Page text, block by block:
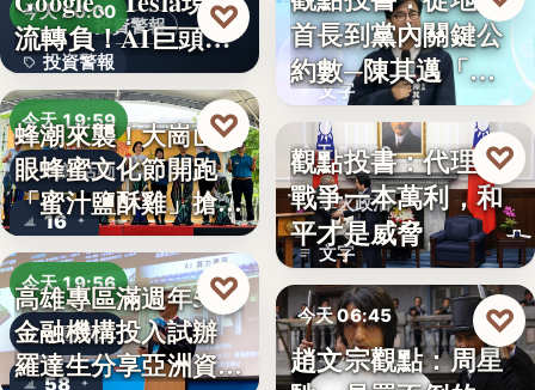
投資警報
今天 20:00
投資警報
文字
流轉負！AI巨頭…
♡
今天 19:59
農業活動
16
蜂潮來襲！大崗山龍
眼蜂蜜文化節開跑
「蜜汁鹽酥雞」搶先
爆…
♡
今天 19:56
金融政策
58
高雄專區滿週年58家
金融機構投入試辦
羅達生分享亞洲資
♡
政治分析
文字
首長到黨內關鍵公
約數─陳其邁「被
組閣」背…
今天 06:50
軍火政治
文字
觀點投書：代理人
戰爭一本萬利，和
平才是威脅
♡
今天 06:45
文化評論
趙文宗觀點：周星
♡